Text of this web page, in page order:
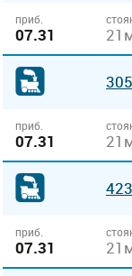
приб.
07.31
приб.
07.31
приб.
07.31